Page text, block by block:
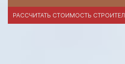
РАССЧИТАТЬ СТОИМОСТЬ